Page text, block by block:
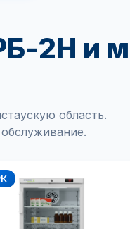
2Н и
область.